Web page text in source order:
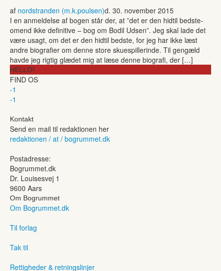
af nordstranden (m.k.poulsen)d. 30. november 2015
I en anmeldelse af bogen står der, at ”det er den hidtil bedste-
omend ikke definitive – bog om Bodil Udsen”. Jeg skal lade det
være usagt, om det er den hidtil bedste, for jeg har ikke læst
andre biografier om denne store skuespillerinde. Til gengæld
havde jeg rigtig glædet mig at læse denne biografi, der […]
HELLO!
FIND OS
-1
-1
Kontakt
Send en mail til redaktionen her
redaktionen / at / bogrummet.dk
Postadresse:
Bogrummet.dk
Dr. Louisesvej 1
9600 Aars
Om Bogrummet
Om Bogrummet.dk
Til forlag
Tak til
Rettigheder & retningslinjer